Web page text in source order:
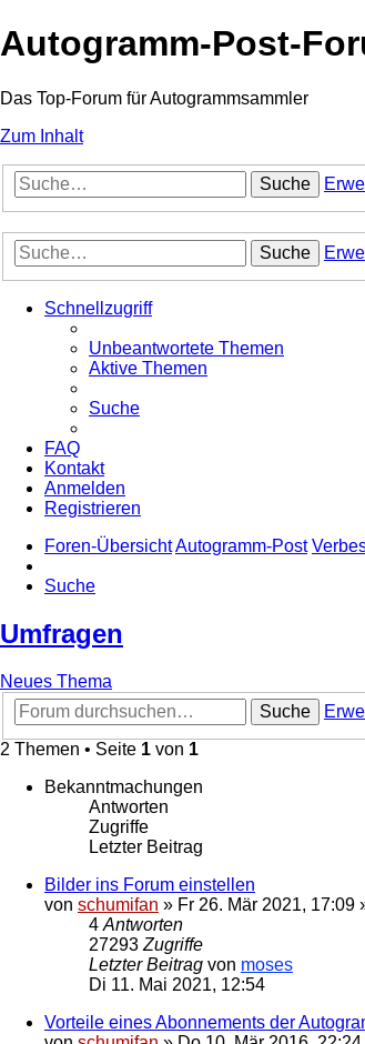
Autogramm-Post-
Das Top-Forum für Autogrammsammler
Zum Inhalt
Suche
Suche
Schnellzugriff
Unbeantwortete Themen
Aktive Themen
Suche
FAQ
Kontakt
Anmelden
Registrieren
Foren-ÜbersichtAutogramm-Post
Suche
Umfragen
Neues Thema
Suche
2 Themen • Seite 1 von 1
Bekanntmachungen
Antworten
Zugriffe
Letzter Beitrag
Bilder ins Forum einstellen
von schumifan » Fr 26. Mär 2021, 17:09
4Antworten
27293Zugriffe
Letzter Beitrag von moses
Di 11. Mai 2021, 12:54
Vorteile eines Abonnements der